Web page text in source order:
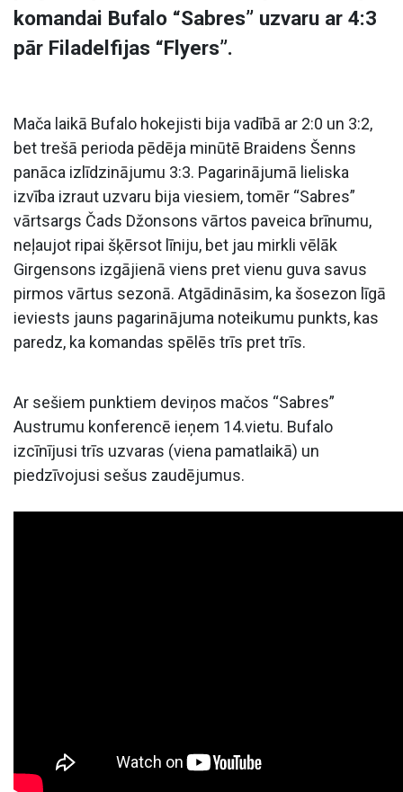
komandai Bufalo “Sabres” uzvaru ar 4:3
pār Filadelfijas “Flyers”.
Mača laikā Bufalo hokejisti bija vadībā ar 2:0 un 3:2,
bet trešā perioda pēdēja minūtē Braidens Šenns
panāca izlīdzinājumu 3:3. Pagarinājumā lieliska
izvība izraut uzvaru bija viesiem, tomēr “Sabres”
vārtsargs Čads Džonsons vārtos paveica brīnumu,
neļaujot ripai šķērsot līniju, bet jau mirkli vēlāk
Girgensons izgājienā viens pret vienu guva savus
pirmos vārtus sezonā. Atgādināsim, ka šosezon līgā
ieviests jauns pagarinājuma noteikumu punkts, kas
paredz, ka komandas spēlēs trīs pret trīs.
Ar sešiem punktiem deviņos mačos “Sabres”
Austrumu konferencē ieņem 14.vietu. Bufalo
izcīnījusi trīs uzvaras (viena pamatlaikā) un
piedzīvojusi sešus zaudējumus.